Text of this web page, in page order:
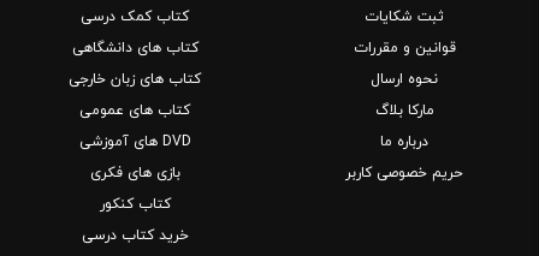
ثبت شکایات
قوانین و مقررات
نحوه ارسال
مارکا بلاگ
درباره ما
حریم خصوصی کاربر
کتاب کمک درسی
کتاب های دانشگاهی
کتاب های زبان خارجی
کتاب های عمومی
DVD های آموزشی
بازی های فکری
کتاب کنکور
خرید کتاب درسی